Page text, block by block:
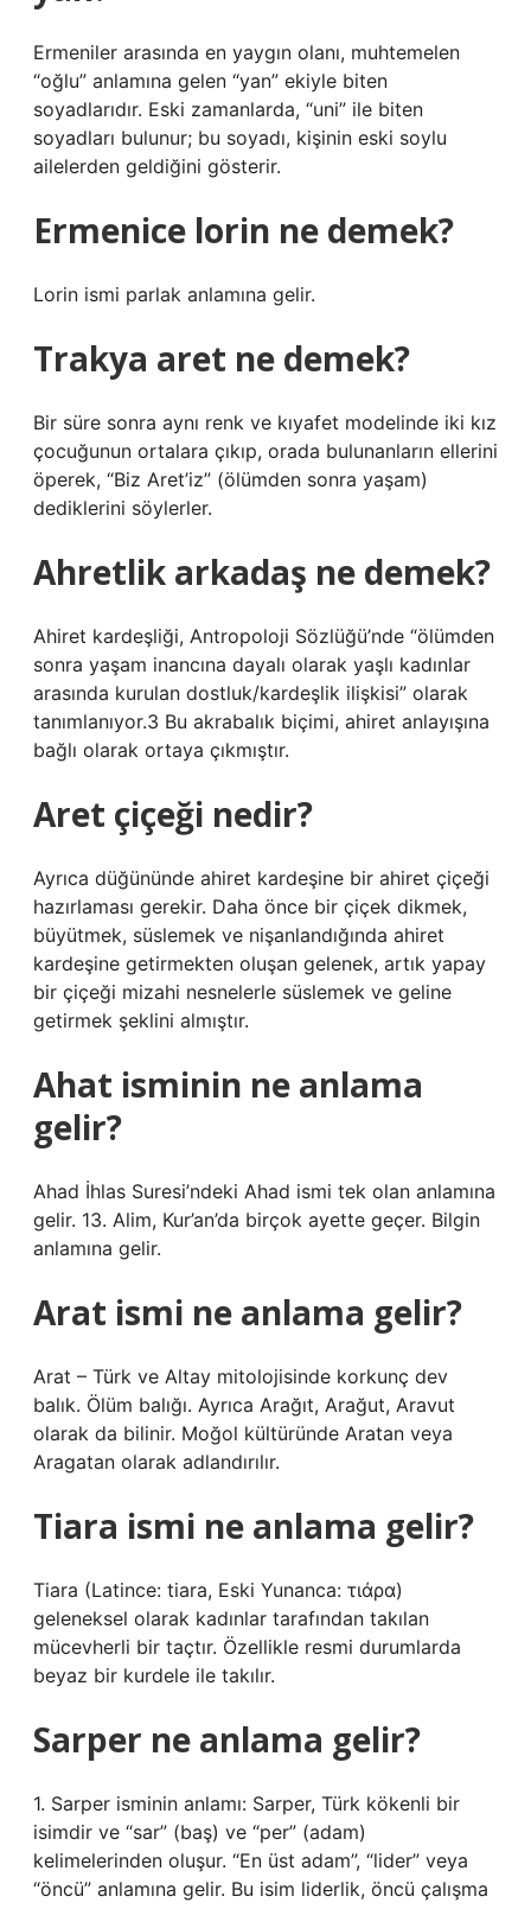
Ermeniler arasında en yaygın olanı, muhtemelen
“oğlu” anlamına gelen “yan” ekiyle biten
soyadlarıdır. Eski zamanlarda, “uni” ile biten
soyadları bulunur; bu soyadı, kişinin eski soylu
ailelerden geldiğini gösterir.
Ermenice lorin ne demek?
Lorin ismi parlak anlamına gelir.
Trakya aret ne demek?
Bir süre sonra aynı renk ve kıyafet modelinde iki kız
çocuğunun ortalara çıkıp, orada bulunanların ellerini
öperek, “Biz Aret’iz” (ölümden sonra yaşam)
dediklerini söylerler.
Ahretlik arkadaş ne demek?
Ahiret kardeşliği, Antropoloji Sözlüğü’nde “ölümden
sonra yaşam inancına dayalı olarak yaşlı kadınlar
arasında kurulan dostluk/kardeşlik ilişkisi” olarak
tanımlanıyor.3 Bu akrabalık biçimi, ahiret anlayışına
bağlı olarak ortaya çıkmıştır.
Aret çiçeği nedir?
Ayrıca düğününde ahiret kardeşine bir ahiret çiçeği
hazırlaması gerekir. Daha önce bir çiçek dikmek,
büyütmek, süslemek ve nişanlandığında ahiret
kardeşine getirmekten oluşan gelenek, artık yapay
bir çiçeği mizahi nesnelerle süslemek ve geline
getirmek şeklini almıştır.
Ahat isminin ne anlama
gelir?
Ahad İhlas Suresi’ndeki Ahad ismi tek olan anlamına
gelir. 13. Alim, Kur’an’da birçok ayette geçer. Bilgin
anlamına gelir.
Arat ismi ne anlama gelir?
Arat – Türk ve Altay mitolojisinde korkunç dev
balık. Ölüm balığı. Ayrıca Arağıt, Arağut, Aravut
olarak da bilinir. Moğol kültüründe Aratan veya
Aragatan olarak adlandırılır.
Tiara ismi ne anlama gelir?
Tiara (Latince: tiara, Eski Yunanca: τιάρα)
geleneksel olarak kadınlar tarafından takılan
mücevherli bir taçtır. Özellikle resmi durumlarda
beyaz bir kurdele ile takılır.
Sarper ne anlama gelir?
1. Sarper isminin anlamı: Sarper, Türk kökenli bir
isimdir ve “sar” (baş) ve “per” (adam)
kelimelerinden oluşur. “En üst adam”, “lider” veya
“öncü” anlamına gelir. Bu isim liderlik, öncü çalışma